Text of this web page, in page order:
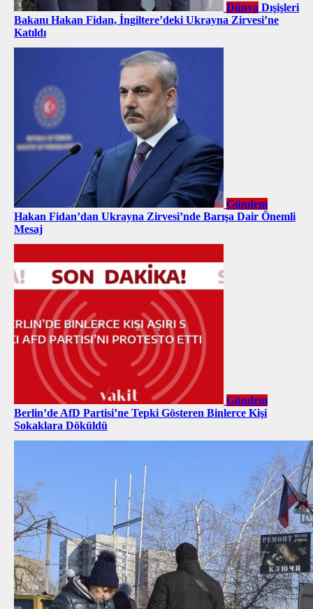
Dünya Dışişleri
Bakanı Hakan Fidan, İngiltere’deki Ukrayna Zirvesi’ne
Katıldı
Gündem
Hakan Fidan’dan Ukrayna Zirvesi’nde Barışa Dair Önemli
Mesaj
Gündem
Berlin’de AfD Partisi’ne Tepki Gösteren Binlerce Kişi
Sokaklara Döküldü